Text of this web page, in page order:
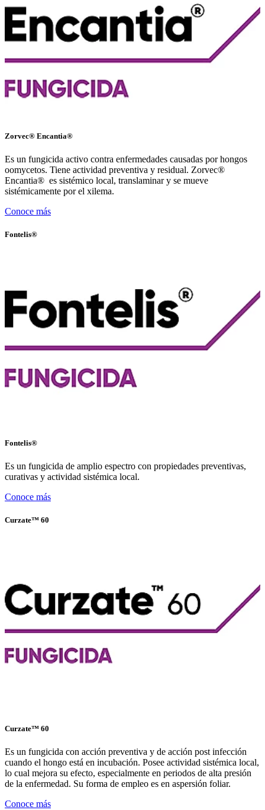
Zorvec® Encantia®
Es un fungicida activo contra enfermedades causadas por hongos
oomycetos. Tiene actividad preventiva y residual. Zorvec®
Encantia® es sistémico local, translaminar y se mueve
sistémicamente por el xilema.
Conoce más
Fontelis®
Fontelis®
Es un fungicida de amplio espectro con propiedades preventivas,
curativas y actividad sistémica local.
Conoce más
Curzate™ 60
Curzate™ 60
Es un fungicida con acción preventiva y de acción post infección
cuando el hongo está en incubación. Posee actividad sistémica local,
lo cual mejora su efecto, especialmente en periodos de alta presión
de la enfermedad. Su forma de empleo es en aspersión foliar.
Conoce más